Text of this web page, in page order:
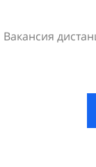
Вакансия